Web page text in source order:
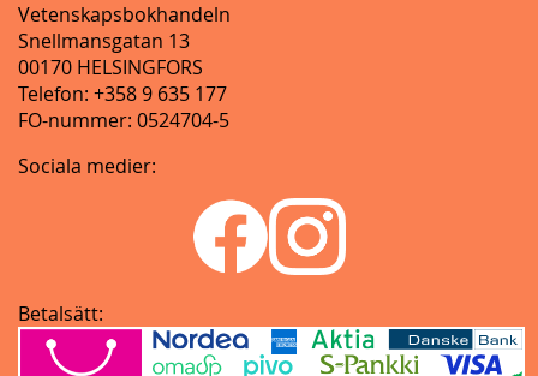
Vetenskapsbokhandeln
Snellmansgatan 13
00170 HELSINGFORS
Telefon: +358 9 635 177
FO-nummer: 0524704-5
Sociala medier:
Betalsätt: